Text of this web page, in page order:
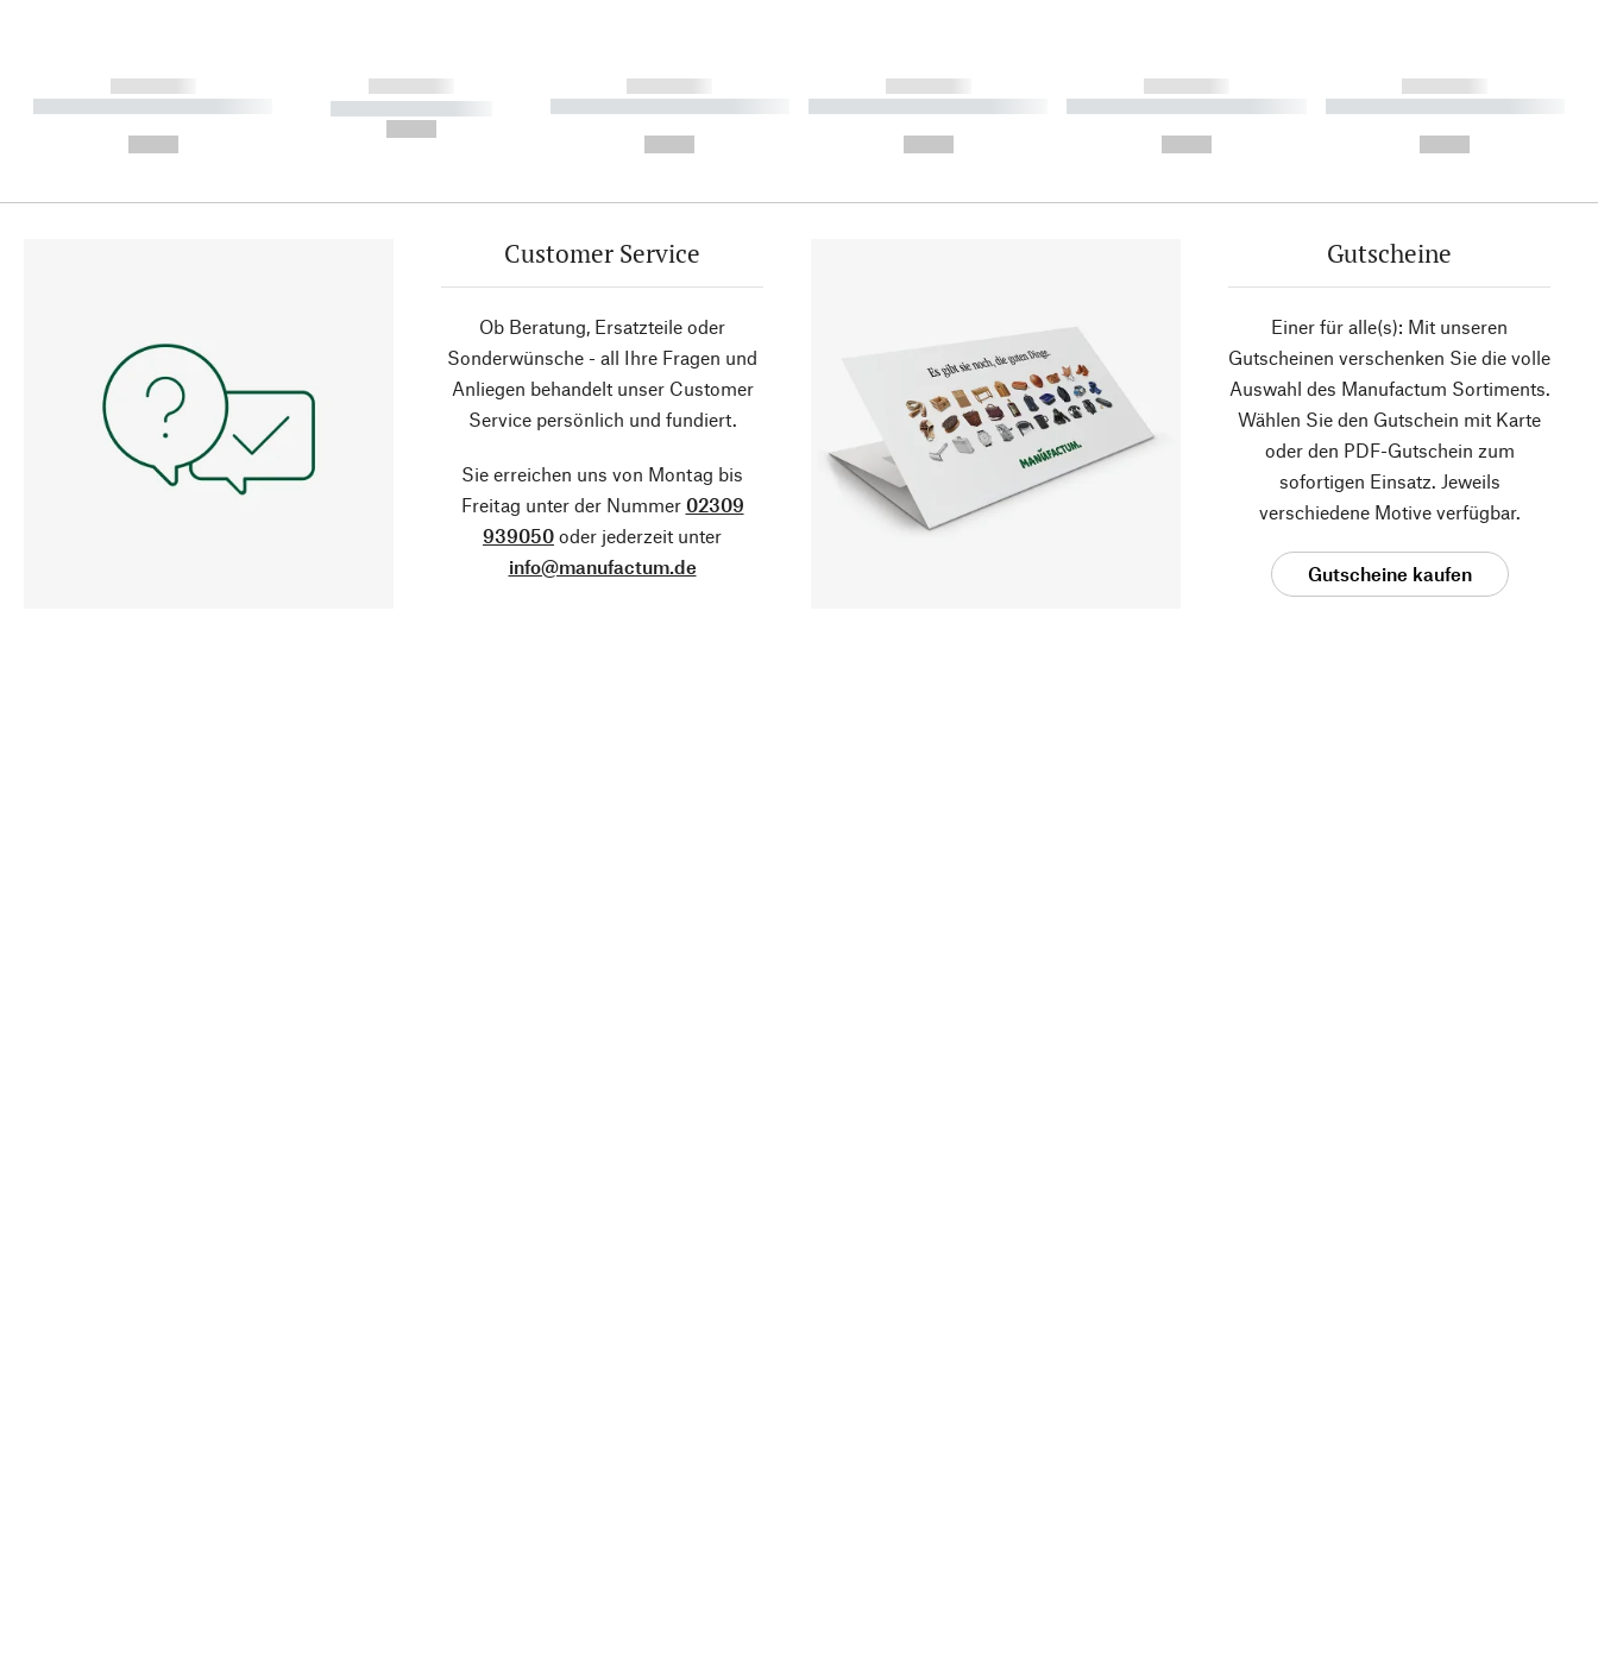
------------
----------- ----------- ----------
------------
----------- -----------
------------
----------- ----------- ----------
------------
----------- ----------- ----------
------------
----------- ----------- ----------
------------
----------- ----------- ----------
Customer Service
Ob Beratung, Ersatzteile oder
Sonderwünsche - all Ihre Fragen und
Anliegen behandelt unser Customer
Service persönlich und fundiert.
Sie erreichen uns von Montag bis
Freitag unter der Nummer 02309
939050 oder jederzeit unter
info@manufactum.de
Gutscheine
Einer für alle(s): Mit unseren
Gutscheinen verschenken Sie die volle
Auswahl des Manufactum Sortiments.
Wählen Sie den Gutschein mit Karte
oder den PDF-Gutschein zum
sofortigen Einsatz. Jeweils
verschiedene Motive verfügbar.
Gutscheine kaufen